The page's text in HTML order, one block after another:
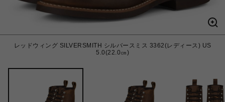
レッドウィング SILVERSMITH シルバースミス 3362(レディース) US
5.0(22.0㎝)